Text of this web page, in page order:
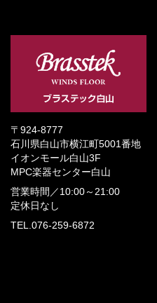
〒924-8777
石川県白山市横江町5001番地
イオンモール白山3F
MPC楽器センター白山
営業時間／ 10:00～21:00
定休日なし
TEL.076-259-6872